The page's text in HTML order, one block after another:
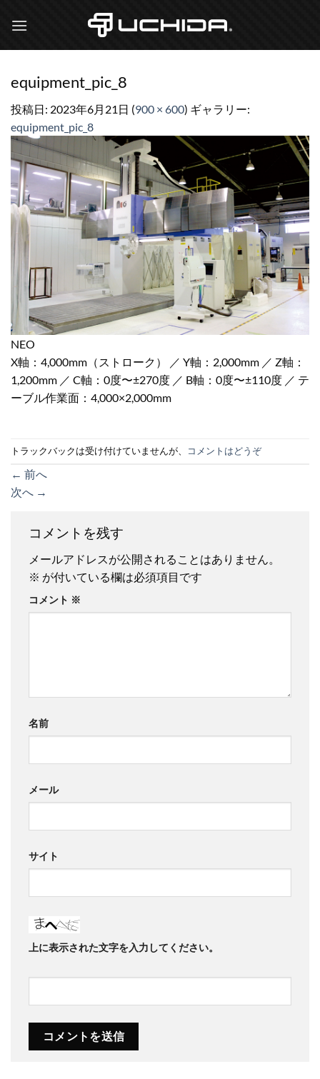
equipment_pic_8
投稿日: 2023年6月21日 (900 × 600) ギャラリー:
equipment_pic_8
NEO
X軸：4,000mm（ストローク） ／ Y軸：2,000mm ／ Z軸：
1,200mm ／ C軸：0度〜±270度 ／ B軸：0度〜±110度 ／ テ
ーブル作業面：4,000×2,000mm
トラックバックは受け付けていませんが、 コメントはどうぞ
← 前へ
次へ →
コメントを残す
メールアドレスが公開されることはありません。
※ が付いている欄は必須項目です
コメント ※
名前
メール
サイト
上に表示された文字を入力してください。